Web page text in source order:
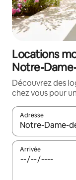
Locations
Notre-
Découvrez des
chez vous pour
Adresse
Lorsque les
Arrivée